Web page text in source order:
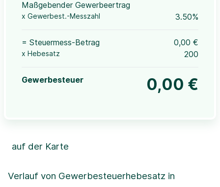
Maßgebender Gewerbeertrag
x Gewerbest.-Messzahl 3.50%
= Steuermess-Betrag 0,00 €
x Hebesatz 200
Gewerbesteuer 0,00 €
Verlauf von Gewerbesteuerhebesatz in
auf der Karte
+
Leaflet|©OpenStreetMap, ©CartoDB,